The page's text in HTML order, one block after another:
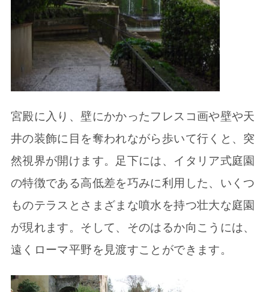
宮殿に入り、壁にかかったフレスコ画や壁や天
井の装飾に目を奪われながら歩いて行くと、突
然視界が開けます。足下には、イタリア式庭園
の特徴である高低差を巧みに利用した、いくつ
ものテラスとさまざまな噴水を持つ壮大な庭園
が現れます。そして、そのはるか向こうには、
遠くローマ平野を見渡すことができます。